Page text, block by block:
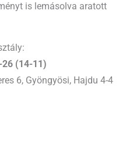
is lemásolva aratott
26 (14-11)
6, Gyöngyösi, Hajdu 4-4